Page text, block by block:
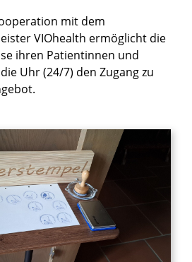
mit dem
VIOhealth ermöglicht die
ihren Patientinnen und
Uhr (24/7) den Zugang zu